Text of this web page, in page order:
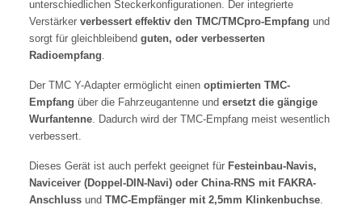
unterschiedlichen Steckerkonfigurationen. Der integrierte
Verstärker verbessert effektiv den TMC/TMCpro-Empfang und
sorgt für gleichbleibend guten, oder verbesserten
Radioempfang
Der TMC Y-Adapter ermöglicht einen optimierten TMC-
Empfang über die Fahrzeugantenne und ersetzt die gängige
Wurfantenne . Dadurch wird der TMC-Empfang meist wesentlich
verbessert.
Dieses Gerät ist auch perfekt geeignet für Festeinbau-Navis,
Naviceiver (Doppel-DIN-Navi) oder China-RNS mit FAKRA-
Anschluss und TMC-Empfänger mit 2,5mm Klinkenbuchse